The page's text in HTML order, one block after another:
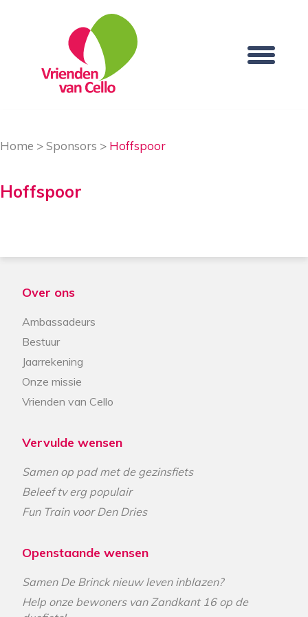
Home >Sponsors > Hoffspoor
Hoffspoor
Over ons
Ambassadeurs
Bestuur
Jaarrekening
Onze missie
Vrienden van Cello
Vervulde wensen
Samen op pad met de gezinsfiets
Beleef tv erg populair
Fun Train voor Den Dries
Openstaande wensen
Samen De Brinck nieuw leven inblazen?
Help onze bewoners van Zandkant 16 op de